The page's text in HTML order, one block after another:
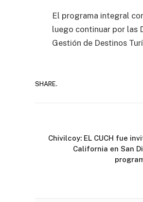
El programa integral
luego continuar por las
Gestión de Destinos
SHARE.
Chivilcoy: EL CUCH fue
California en San